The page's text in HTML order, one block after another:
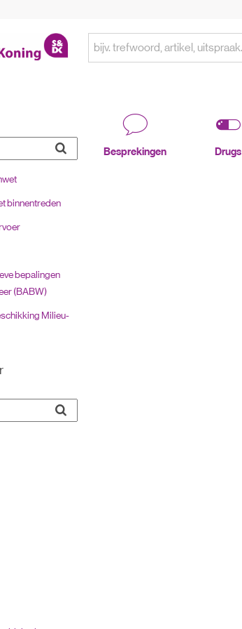
binnentreden
bepalingen
(BABW)
Milieu-
Besprekingen Drugs